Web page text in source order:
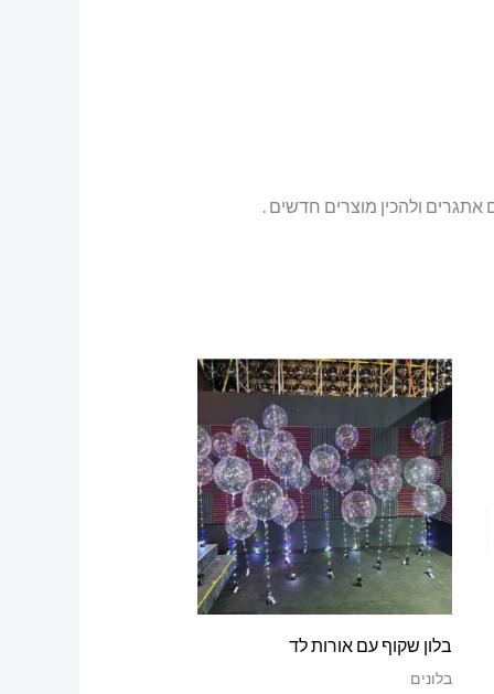
ולהכין מוצרים חדשים .
בלון שקוף עם אורות לד
בלונים